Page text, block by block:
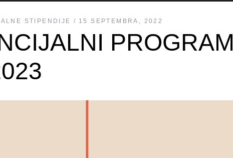
STIPENDIJE 15 SEPTEMBRA, 2022
PROGRAM